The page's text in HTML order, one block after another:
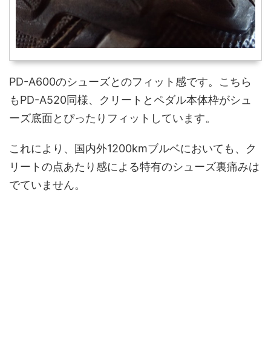
PD-A600のシューズとのフィット感です。こちら
もPD-A520同様、クリートとペダル本体枠がシュ
ーズ底面とぴったりフィットしています。
これにより、国内外1200kmブルベにおいても、ク
リートの点あたり感による特有のシューズ裏痛みは
でていません。